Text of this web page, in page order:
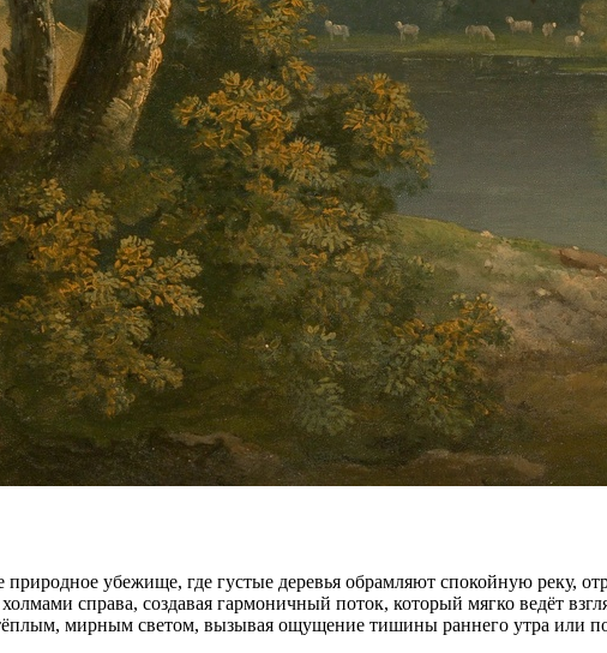
убежище, где густые деревья обрамляют спокойную реку,
справа, создавая гармоничный поток, который мягко ведёт
мирным светом, вызывая ощущение тишины раннего утра или